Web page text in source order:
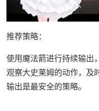
推荐策略：
使用魔法箭进行持续输出
观察大史莱姆的动作，及
输出是最安全的策略。